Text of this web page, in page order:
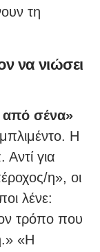
τη
να νιώσει
από σένα»
Η
Αντί για
η», οι
λένε:
τρόπο που
«Η